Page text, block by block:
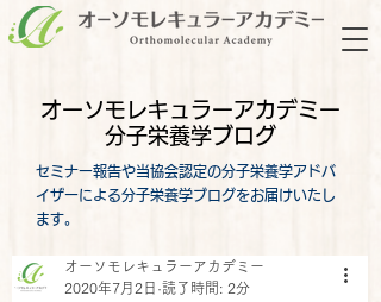
オーソモレキュラーアカデミー
分子栄養学ブログ
セミナー報告や当協会認定の分子栄養学アドバ
イザーによる分子栄養学ブログをお届けいたし
ます。
オーソモレキュラーアカデミー
2020年7月2日 読了時間: 2分